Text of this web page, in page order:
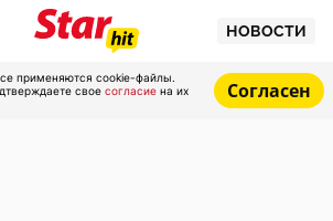
НОВОСТИ
применяются cookie-файлы.
свое согласие на их
Согласен